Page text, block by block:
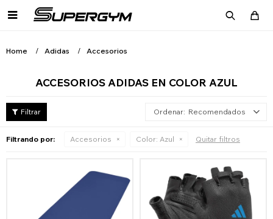

Home Adidas Accesorios
ACCESORIOS ADIDAS EN COLOR AZUL
Recomendados
Filtrando por: Accesorios Color: Azul Quitar filtros